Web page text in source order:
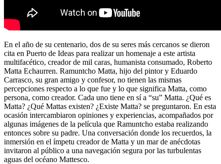
En el año de su centenario, dos de su seres más cercanos se dieron
cita en Puerto de Ideas para realizar un homenaje a este artista
multifacético, creador de mil caras, humanista consumado, Roberto
Matta Echaurren. Ramuntcho Matta, hijo del pintor y Eduardo
Carrasco, su gran amigo y confesor, no tienen las mismas
percepciones respecto a lo que fue y lo que significa Matta, como
persona, como creador. Cada uno tiene en sí a “su” Matta. ¿Qué es
Matta? ¿Qué Mattas existen? ¿Existe Matta? se preguntaron. En esta
ocasión intercambiaron opiniones y experiencias, acompañados por
algunas imágenes de la película que Ramuntcho estaba realizando
entonces sobre su padre. Una conversación donde los recuerdos, la
inmersión en el ímpetu creador de Matta y un mar de anécdotas
invitaron al público a una navegación segura por las turbulentas
aguas del océano Mattesco.